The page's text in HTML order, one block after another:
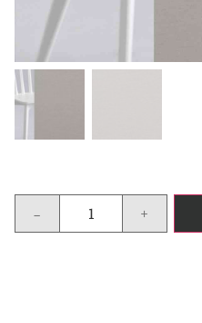
- +